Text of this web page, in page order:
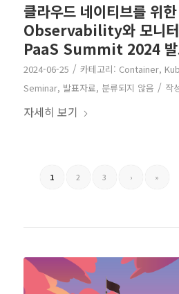
클라우드 네이티브를 위한
Observability와 모니
PaaS Summit 2024 발
2024-06-25 / 카테고리: Container,
Seminar, 발표자료, 분류되지 않음 / 작
자세히 보기
1 2 3 › »